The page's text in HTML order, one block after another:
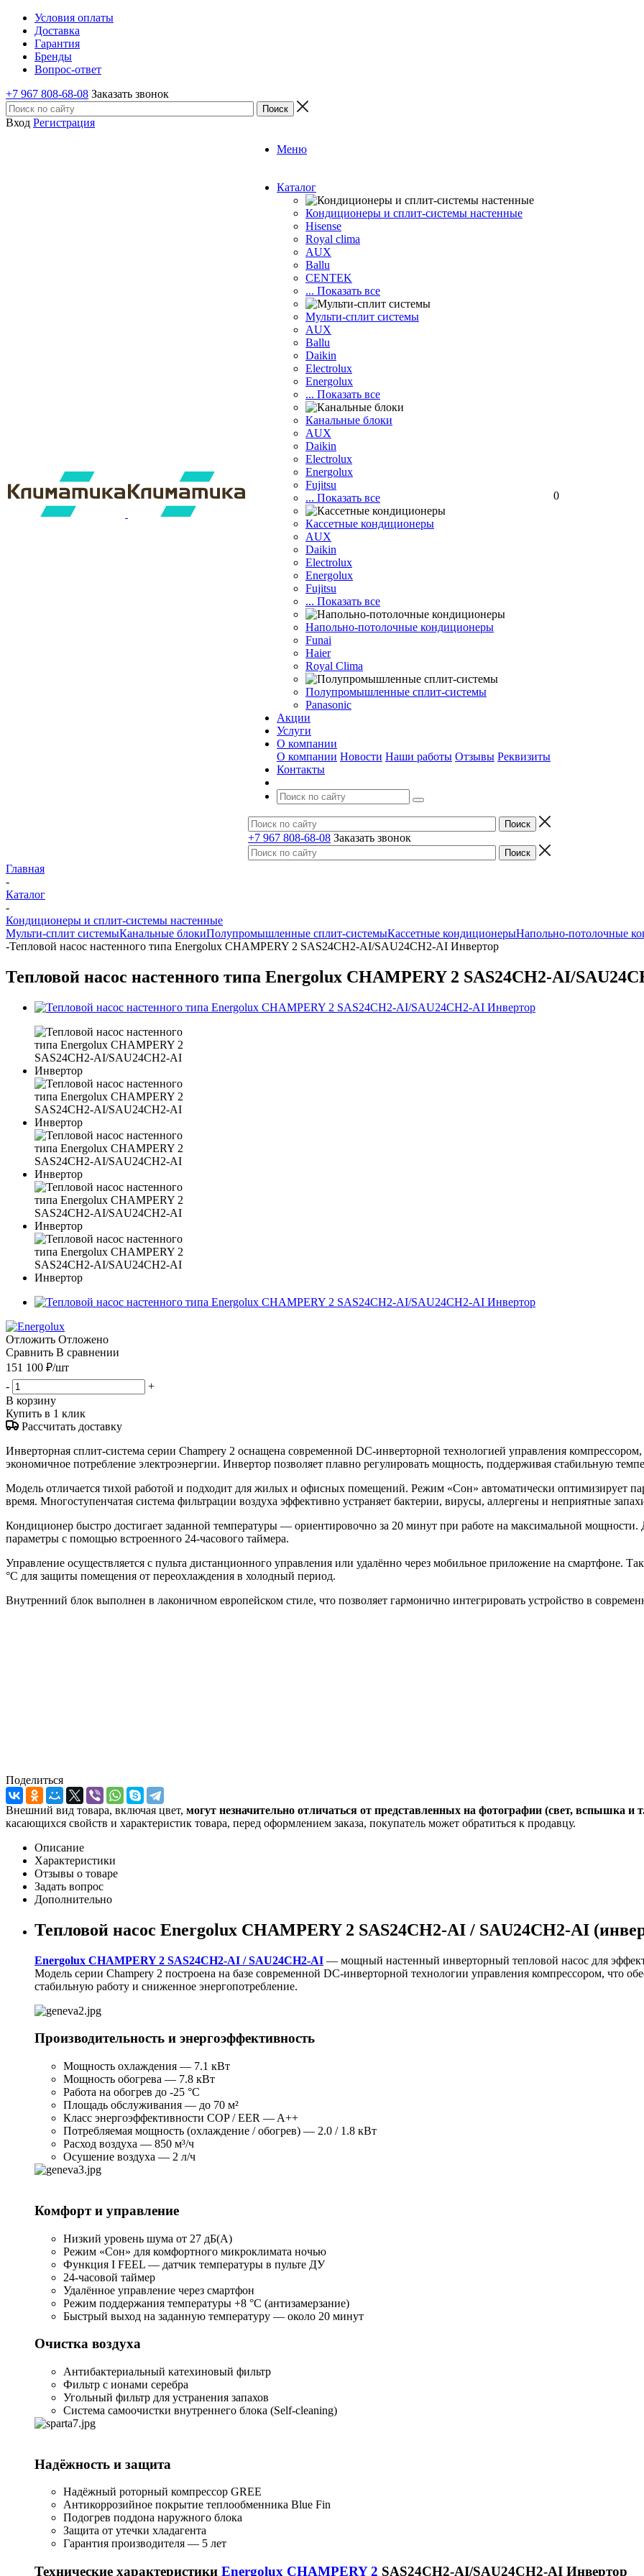
Условия оплаты
Доставка
Гарантия
Бренды
Вопрос-ответ
+7 967 808-68-08 Заказать звонок
Вход Регистрация
Меню
Каталог
Кондиционеры и сплит-системы настенные
Hisense
Royal clima
AUX
Ballu
CENTEK
... Показать все
Мульти-сплит системы
AUX
Ballu
Daikin
Electrolux
Energolux
... Показать все
Канальные блоки
AUX
Dаikin
Electrolux
Energolux
Fujitsu
... Показать все
Кассетные кондиционеры
AUX
Daikin
Electrolux
Energolux
Fujitsu
... Показать все
Напольно-потолочные кондиционеры
Funai
Haier
Royal Clima
Полупромышленные сплит-системы
Panasonic
Акции
Услуги
О компании
О компании Новости Наши работы Отзывы Реквизиты
Контакты
+7 967 808-68-08 Заказать звонок
0
Главная
-
Каталог
-
Кондиционеры и сплит-системы настенные
Мульти-сплит системыКанальные блокиПолупромышленные сплит-системыКассетные кондиционерыНапольно-потолочные
-Тепловой насос настенного типа Energolux CHAMPERY 2 SAS24CH2-AI/SAU24CH2-AI Инвертор
Тепловой насос настенного типа Energolux CHAMPERY 2 SAS24CH2-AI/
Отложить Отложено
Сравнить В сравнении
151 100 ₽/шт
-
+
В корзину
Купить в 1 клик
Рассчитать доставку
Инверторная сплит-система серии Champery 2 оснащена современной DC-инверторной технологией управления
экономичное потребление электроэнергии. Инвертор позволяет плавно регулировать мощность, поддерживая стабильную
Модель отличается тихой работой и подходит для жилых и офисных помещений. Режим «Сон» автоматически оптимизирует
время. Многоступенчатая система фильтрации воздуха эффективно устраняет бактерии, вирусы, аллергены и неприятные
Кондиционер быстро достигает заданной температуры — ориентировочно за 20 минут при работе на максимальной мощности.
параметры с помощью встроенного 24-часового таймера.
Управление осуществляется с пульта дистанционного управления или удалённо через мобильное приложение на смартфоне.
°C для защиты помещения от переохлаждения в холодный период.
Внутренний блок выполнен в лаконичном европейском стиле, что позволяет гармонично интегрировать устройство в
Поделиться
Внешний вид товара, включая цвет, могут незначительно отличаться от представленных на фотографии (свет, вспышка и
касающихся свойств и характеристик товара, перед оформлением заказа, покупатель может обратиться к продавцу.
Описание
Характеристики
Отзывы о товаре
Задать вопрос
Дополнительно
Тепловой насос Energolux CHAMPERY 2 SAS24CH2-AI / SAU24CH2-AI
Energolux CHAMPERY 2 SAS24CH2-AI / SAU24CH2-AI — мощный настенный инверторный тепловой насос для
Модель серии Champery 2 построена на базе современной DC-инверторной технологии управления компрессором, что
стабильную работу и сниженное энергопотребление.
Производительность и энергоэффективность
Мощность охлаждения — 7.1 кВт
Мощность обогрева — 7.8 кВт
Работа на обогрев до -25 °C
Площадь обслуживания — до 70 м²
Класс энергоэффективности COP / EER — A++
Потребляемая мощность (охлаждение / обогрев) — 2.0 / 1.8 кВт
Расход воздуха — 850 м³/ч
Осушение воздуха — 2 л/ч
Комфорт и управление
Низкий уровень шума от 27 дБ(А)
Режим «Сон» для комфортного микроклимата ночью
Функция I FEEL — датчик температуры в пульте ДУ
24-часовой таймер
Удалённое управление через смартфон
Режим поддержания температуры +8 °C (антизамерзание)
Быстрый выход на заданную температуру — около 20 минут
Очистка воздуха
Антибактериальный катехиновый фильтр
Фильтр с ионами серебра
Угольный фильтр для устранения запахов
Система самоочистки внутреннего блока (Self-cleaning)
Надёжность и защита
Надёжный роторный компрессор GREE
Антикоррозийное покрытие теплообменника Blue Fin
Подогрев поддона наружного блока
Защита от утечки хладагента
Гарантия производителя — 5 лет
Технические характеристики Energolux CHAMPERY 2 SAS24CH2-AI/SAU24CH2-AI Инвертор